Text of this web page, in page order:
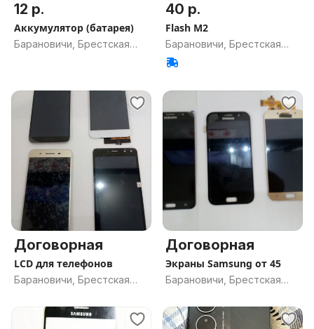
12 р.
Аккумулятор (батарея)
Барановичи, Брестская
40 р.
Flash M2
Барановичи, Брестская
обл.
Договорная
LCD для телефонов
Барановичи, Брестская
Договорная
Экраны Samsung от 45
Барановичи, Брестская